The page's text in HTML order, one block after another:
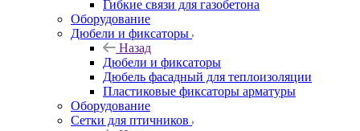
Гибкие связи для газобетона
Оборудование
Дюбели и фиксаторы
Назад
Дюбели и фиксаторы
Дюбель фасадный для теплоизоляции
Пластиковые фиксаторы арматуры
Оборудование
Сетки для птичников